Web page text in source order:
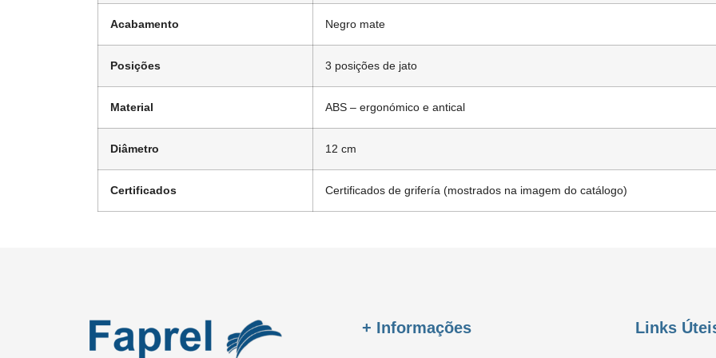
Acabamento Negro mate
Posições 3 posições de jato
Material ABS – ergonómico e antical
Diâmetro 12 cm
Certificados Certificados de grifería (mostrados na imagem do catálogo)
+ Informações Links